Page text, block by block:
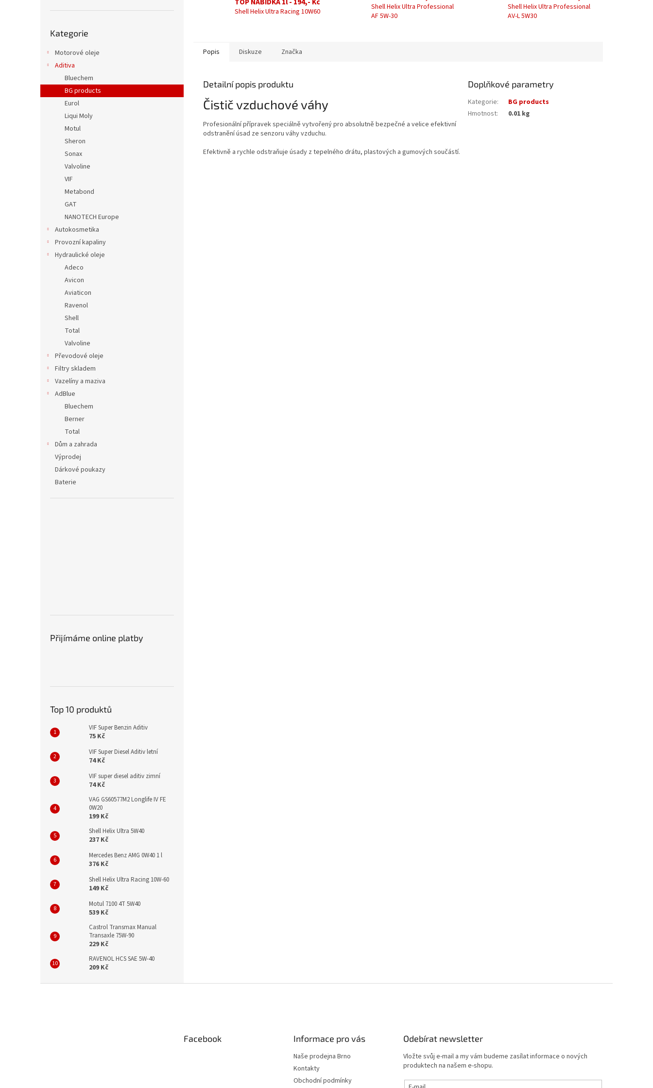
kategorie
Kategorie
Motorové oleje
Aditiva
Bluechem
BG products
Eurol
Liqui Moly
Motul
Sheron
Sonax
Valvoline
VIF
Metabond
GAT
NANOTECH Europe
Autokosmetika
Provozní kapaliny
Hydraulické oleje
Adeco
Avicon
Aviaticon
Ravenol
Shell
Total
Valvoline
Převodové oleje
Filtry skladem
Vazelíny a maziva
AdBlue
Bluechem
Berner
Total
Dům a zahrada
Výprodej
Dárkové poukazy
Baterie
Přijímáme online platby
Top 10 produktů
VIF Super Benzin Aditiv
75 Kč
VIF Super Diesel Aditiv letní
74 Kč
VIF super diesel aditiv zimní
74 Kč
VAG GS60577M2 Longlife IV FE
0W20
199 Kč
Shell Helix Ultra 5W40
237 Kč
Mercedes Benz AMG 0W40 1 l
376 Kč
Shell Helix Ultra Racing 10W-60
149 Kč
Motul 7100 4T 5W40
539 Kč
Castrol Transmax Manual
Transaxle 75W-90
229 Kč
RAVENOL HCS SAE 5W-40
209 Kč
Shell Helix Ultra Racing 10W60
Shell Helix Ultra Professional
AF 5W-30
Shell Helix Ultra Professional
AV-L 5W30
Popis Diskuze Značka
Detailní popis produktu
Čistič vzduchové váhy
Profesionální přípravek speciálně vytvořený pro absolutně bezpečné a velice efektivní
odstranění úsad ze senzoru váhy vzduchu.
Efektivně a rychle odstraňuje úsady z tepelného drátu, plastových a gumových součástí.
Doplňkové parametry
Kategorie:
BG products
Hmotnost: 0.01 kg
Facebook Informace pro vás
Naše prodejna Brno
Kontakty
Obchodní podmínky
Odebírat newsletter
Vložte svůj e-mail a my vám budeme zasílat informace o nových
produktech na našem e-shopu.